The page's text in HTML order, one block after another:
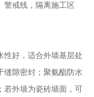
警戒线，隔离施工区
性好，适合外墙基层处
缝隙密封；聚氨酯防水
外墙为瓷砖墙面，可